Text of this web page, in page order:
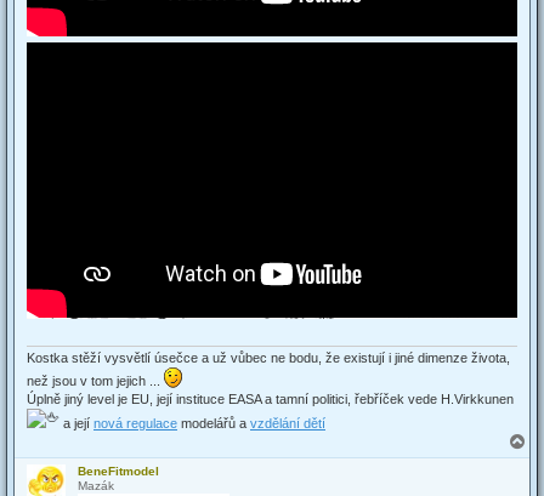
Kostka stěží vysvětlí úsečce a už vůbec ne bodu, že existují i jiné dimenze života,
než jsou v tom jejich ...
Úplně jiný level je EU, její instituce EASA a tamní politici, řebříček vede H.Virkkunen
a její nová regulace modelářů a vzdělání dětí
o
BeneFitmodel
Mazák